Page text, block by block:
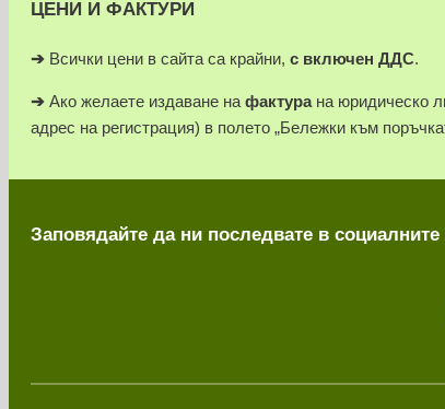
ЦЕНИ И ФАКТУРИ
➔ Всички цени в сайта са крайни, с включен ДДС.
➔ Ако желаете издаване на фактура на юридическо
адрес на регистрация) в полето „Бележки към
Заповядайте да ни последвате в